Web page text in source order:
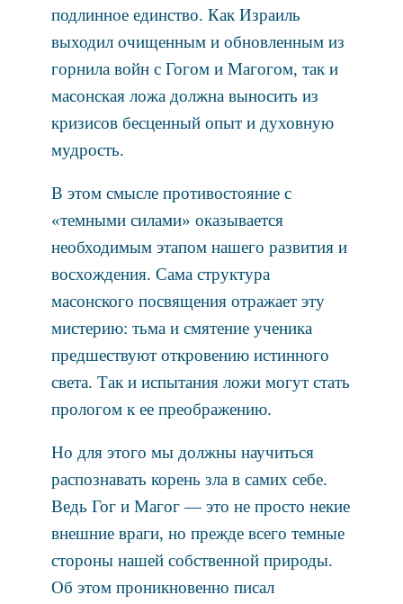
подлинное единство. Как Израиль
выходил очищенным и обновленным из
горнила войн с Гогом и Магогом, так и
масонская ложа должна выносить из
кризисов бесценный опыт и духовную
мудрость.
В этом смысле противостояние с
«темными силами» оказывается
необходимым этапом нашего развития и
восхождения. Сама структура
масонского посвящения отражает эту
мистерию: тьма и смятение ученика
предшествуют откровению истинного
света. Так и испытания ложи могут стать
прологом к ее преображению.
Но для этого мы должны научиться
распознавать корень зла в самих себе.
Ведь Гог и Магог — это не просто некие
внешние враги, но прежде всего темные
стороны нашей собственной природы.
Об этом проникновенно писал